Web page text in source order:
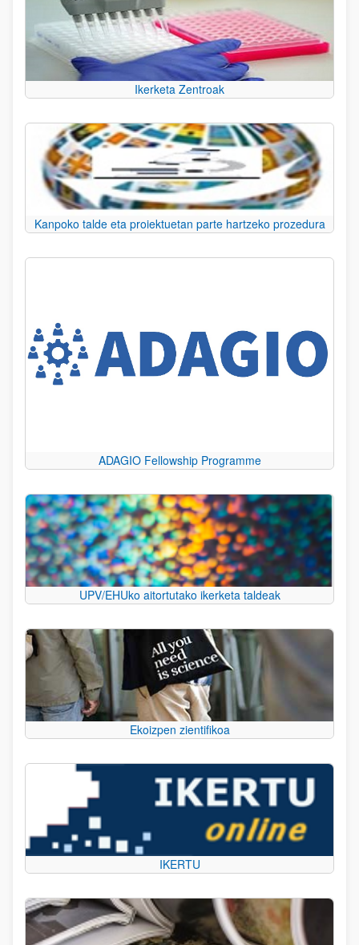
Ikerketa Zentroak
Kanpoko talde eta proiektuetan parte hartzeko prozedura
ADAGIO Fellowship Programme
UPV/EHUko aitortutako ikerketa taldeak
Ekoizpen zientifikoa
IKERTU